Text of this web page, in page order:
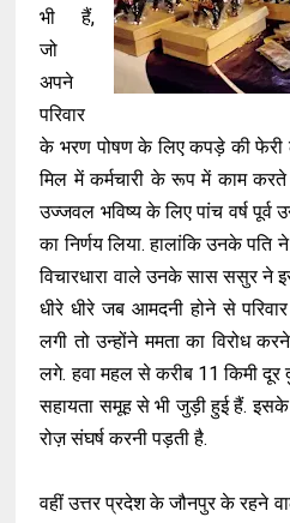
भी हैं,
जो
अपने
परिवार
के भरण पोषण के लिए कपड़े की फेरी
मिल में कर्मचारी के रूप में काम करते
उज्जवल भविष्य के लिए पांच वर्ष
का निर्णय लिया. हालांकि उनके पति
विचारधारा वाले उनके सास ससुर ने
धीरे धीरे जब आमदनी होने से
लगी तो उन्होंने ममता का विरोध
लगे. हवा महल से करीब 11 किमी दूर
सहायता समूह से भी जुड़ी हुई हैं.
रोज़ संघर्ष करनी पड़ती है.
वहीं उत्तर प्रदेश के जौनपुर के रहने